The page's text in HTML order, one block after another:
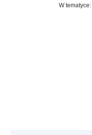
W tematyce: